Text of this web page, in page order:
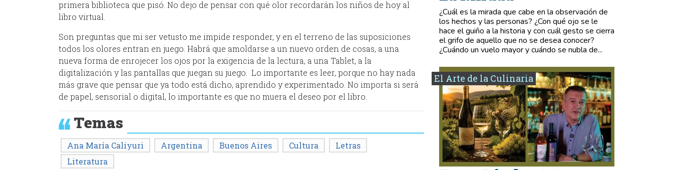
primera biblioteca que pisó. No dejo de pensar con qué olor recordarán los niños de hoy al
libro virtual.
Son preguntas que mi ser vetusto me impide responder, y en el terreno de las suposiciones
todos los olores entran en juego. Habrá que amoldarse a un nuevo orden de cosas, a una
nueva forma de enrojecer los ojos por la exigencia de la lectura, a una Tablet, a la
digitalización y las pantallas que juegan su juego. Lo importante es leer, porque no hay nada
más grave que pensar que ya todo está dicho, aprendido y experimentado. No importa si será
de papel, sensorial o digital, lo importante es que no muera el deseo por el libro.
Temas
Ana María Caliyuri Argentina Buenos Aires Cultura
Letras
Literatura
¿Cuál es la mirada que cabe en la observación de
los hechos y las personas? ¿Con qué ojo se le
hace el guiño a la historia y con cuál gesto se cierra
el grifo de aquello que no se desea conocer?
¿Cuándo un vuelo mayor y cuándo se nubla de...
El Arte de la Culinaria